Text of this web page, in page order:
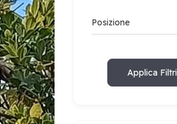
Posizione
Applica Filtri